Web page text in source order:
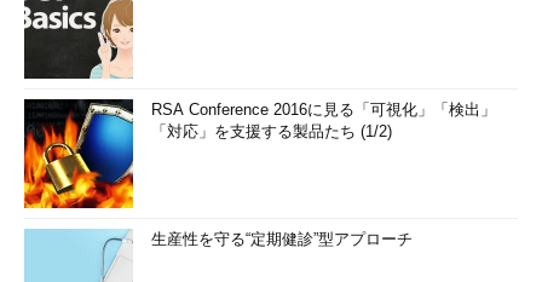
RSA Conference 2016に見る「可視化」「検出」
「対応」を支援する製品たち (1/2)
生産性を守る“定期健診”型アプローチ